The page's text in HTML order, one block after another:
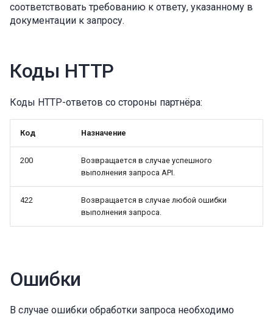
соответствовать требованию к ответу, указанному в
документации к запросу.
Коды HTTP
Коды HTTP-ответов со стороны партнёра:
Код Назначение
200
Возвращается в случае успешного
выполнения запроса API.
422
Возвращается в случае любой ошибки
выполнения запроса.
Ошибки
В случае ошибки обработки запроса необходимо